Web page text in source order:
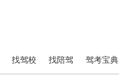
找驾校 找陪驾 驾考宝典